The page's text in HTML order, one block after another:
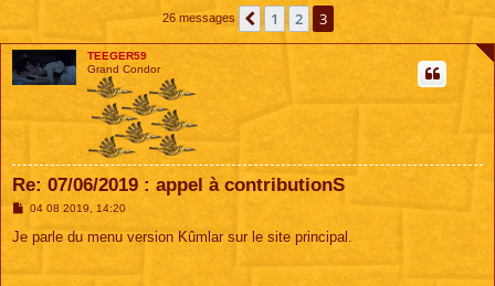
26 messages Précédente
1 2 3
TEEGER59
Grand Condor
Re: 07/06/2019 : appel à contributionS
M
s
04 08 2019, 14:20
Je parle du menu version Kûmlar sur le site principal.